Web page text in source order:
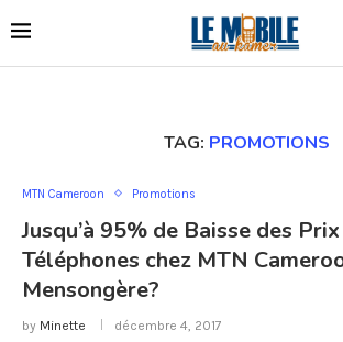
TAG: PROMOTIONS
MTN Cameroon Promotions
Jusqu’à 95% de Baisse des
Téléphones chez MTN
Mensongère?
by Minette décembre 4, 2017